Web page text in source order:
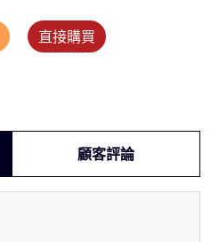
直接購買
顧客評論